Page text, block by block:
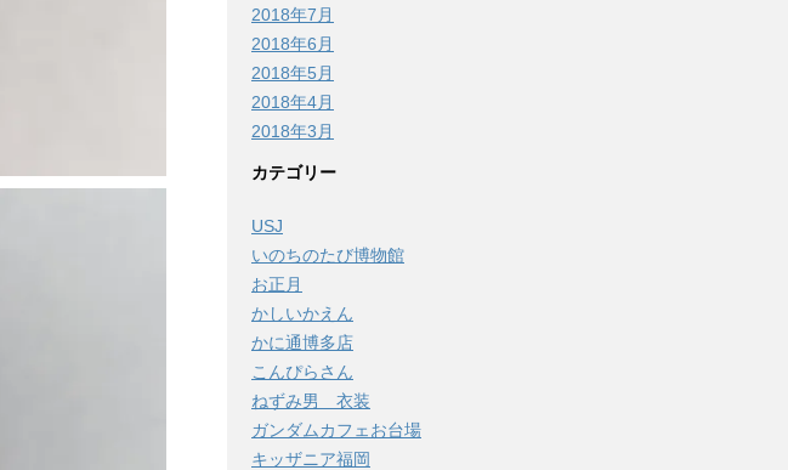
2018年7月
2018年6月
2018年5月
2018年4月
2018年3月
カテゴリー
USJ
いのちのたび博物館
お正月
かしいかえん
かに通博多店
こんぴらさん
ねずみ男 衣装
ガンダムカフェお台場
キッザニア福岡